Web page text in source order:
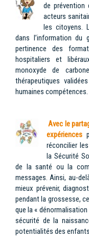
de
acteurs
les citoyens.
dans l’information du
pertinence des
hospitaliers et
monoxyde de
thérapeutiques
humaines compétences.
Avec le
expériences
réconcilier
la Sécurité
de la santé ou la
messages. Ainsi, au-
mieux prévenir,
pendant la grossesse,
que la «
sécurité de la
potentialités des